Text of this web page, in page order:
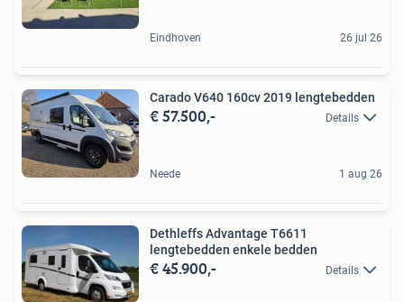
Eindhoven 26 jul 26
Carado V640 160cv 2019 lengtebedden
€ 57.500,- Details
Neede 1 aug 26
Dethleffs Advantage T6611
lengtebedden enkele bedden
€ 45.900,- Details